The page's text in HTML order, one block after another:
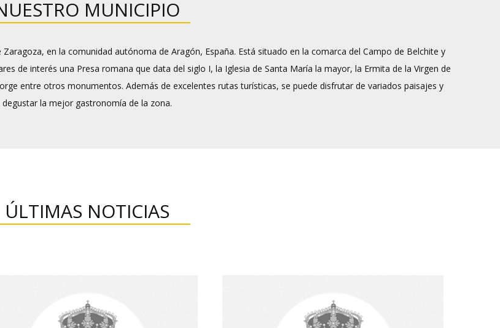
MUNICIPIO
en la comunidad autónoma de Aragón, España. Está situado en la comarca del Campo de Belchite y
de interés una Presa romana que data del siglo I, la Iglesia de Santa María la mayor, la Ermita de la Virgen de
entre otros monumentos. Además de excelentes rutas turísticas, se puede disfrutar de variados paisajes y
degustar la mejor gastronomía de la zona.
ÚLTIMAS NOTICIAS